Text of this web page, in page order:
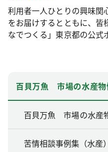
利用者一人ひとりの興味関
をお届けするとともに、皆
なでつくる」東京都の公式
百貝万魚 市場の水産物
百貝万魚 市場の水産
苦情相談事例集（水産）